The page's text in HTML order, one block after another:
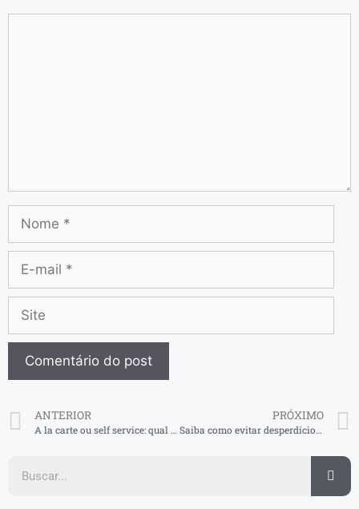
ANTERIOR
A la carte ou self service: qual vale mais?
PRÓXIMO
Saiba como evitar desperdício de alimentos no restaurante